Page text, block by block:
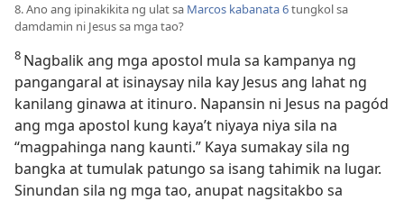
8. Ano ang ipinakikita ng ulat sa Marcos kabanata 6tungkol sa
damdamin ni Jesus sa mga tao?
8 Nagbalik ang mga apostol mula sa kampanya ng
pangangaral at isinaysay nila kay Jesus ang lahat ng
kanilang ginawa at itinuro. Napansin ni Jesus na pagód
ang mga apostol kung kaya’t niyaya niya sila na
“magpahinga nang kaunti.” Kaya sumakay sila ng
bangka at tumulak patungo sa isang tahimik na lugar.
Sinundan sila ng mga tao, anupat nagsitakbo sa